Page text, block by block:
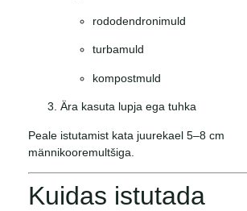
rododendronimuld
turbamuld
kompostmuld
Ära kasuta lupja ega tuhka
Peale istutamist kata juurekael 5–8 cm
männikooremultšiga.
Kuidas istutada